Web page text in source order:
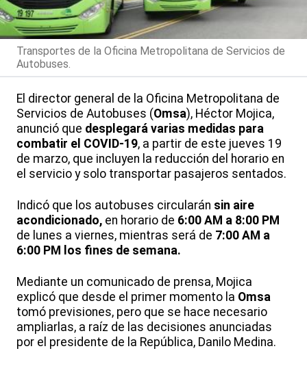
Transportes de la Oficina Metropolitana de Servicios de
Autobuses.
El director general de la Oficina Metropolitana de
Servicios de Autobuses (Omsa), Héctor Mojica,
anunció que desplegará varias medidas para
combatir el COVID-19, a partir de este jueves 19
de marzo, que incluyen la reducción del horario en
el servicio y solo transportar pasajeros sentados.
Indicó que los autobuses circularán sin aire
acondicionado, en horario de 6:00 AM a 8:00 PM
de lunes a viernes, mientras será de 7:00 AM a
6:00 PM los fines de semana.
Mediante un comunicado de prensa, Mojica
explicó que desde el primer momento la Omsa
tomó previsiones, pero que se hace necesario
ampliarlas, a raíz de las decisiones anunciadas
por el presidente de la República, Danilo Medina.